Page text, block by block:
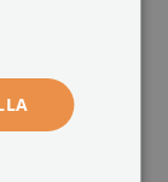
cm
899 SEK